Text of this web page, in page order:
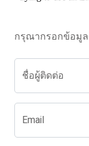
กรุณากรอกข้อมูล
ชื่อผู้ติดต่อ
Email